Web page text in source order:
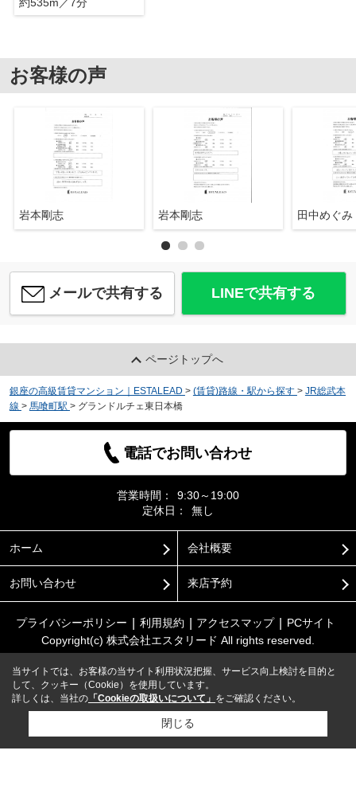
お客様の声
岩本剛志 岩本剛志 田中めぐみ
メールで共有する LINEで共有する
ページトップへ
銀座の高級賃貸マンション｜ESTALEAD > (賃貸)路線・駅から探す > JR総武本
線 > 馬喰町駅 > グランドルチェ東日本橋
電話でお問い合わせ
営業時間：
9:30～19:00
定休日：
無し
ホーム 会社概要
お問い合わせ 来店予約
プライバシーポリシー 利用規約 アクセスマップ
PCサイト
Copyright(c) 株式会社エスタリード All rights reserved.
当サイトでは、お客様の当サイト利用状況把握、サービス向上検討を目的と
して、クッキー（Cookie）を使用しています。
詳しくは、当社の 「Cookieの取扱いについて」 をご確認ください。
閉じる